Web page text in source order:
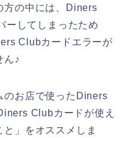
方の中には、Diners
ーしてしまったため
Clubカードエラーが
ん♪
のお店で使ったDiners
Clubカードが使え
」をオススメしま